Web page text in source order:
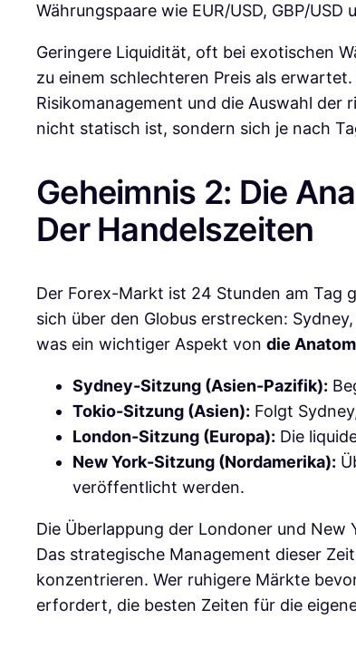
Währungspaare wie EUR/USD, GBP/
Geringere Liquidität, oft bei exotischen
zu einem schlechteren Preis als
Risikomanagement und die Auswahl der
nicht statisch ist, sondern sich je nach
Geheimnis 2: Die
Der Handelszeiten
Der Forex-Markt ist 24 Stunden am Tag
sich über den Globus erstrecken:
was ein wichtiger Aspekt von die
Sydney-Sitzung (Asien-Pazifik):
Tokio-Sitzung (Asien): Folgt
London-Sitzung (Europa): Die
New York-Sitzung (Nordamerika):
veröffentlicht werden.
Die Überlappung der Londoner und New
Das strategische Management dieser
konzentrieren. Wer ruhigere Märkte
erfordert, die besten Zeiten für die